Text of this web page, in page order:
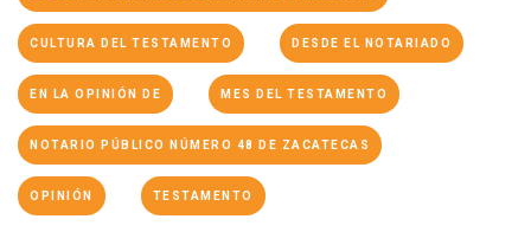
CULTURA DEL TESTAMENTO DESDE EL NOTARIADO
EN LA OPINIÓN DE MES DEL TESTAMENTO
NOTARIO PÚBLICO NÚMERO 48 DE ZACATECAS
OPINIÓN TESTAMENTO